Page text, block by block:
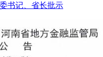
书记、省长批示